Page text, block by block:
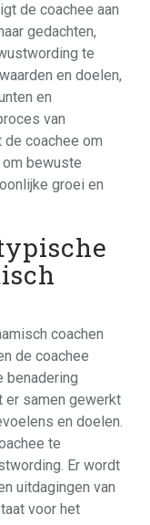
de coachee aan
gedachten,
te
en doelen,
en
van
coachee om
bewuste
groei en
coachen
de coachee
benadering
er samen gewerkt
en doelen.
te
Er wordt
uitdagingen van
voor het